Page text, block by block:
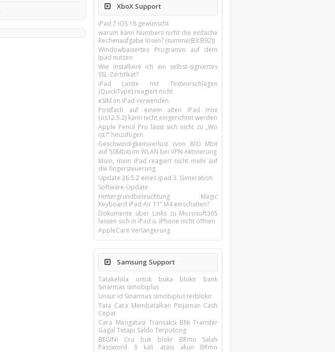
XboX Support
iPad 7 iOS 18 gewünscht
warum kann Numbers nicht die einfache
Rechenaufgabe lösen? (summe(B3:B92))
Windowbasiertes Programm auf dem
Ipad nutzen
Wie installiere ich ein selbst-signiertes
SSL-Zertifikat?
iPad Leiste mit Textvorschlägen
(QuickType) reagiert nicht
eSIM im iPad verwenden
Postfach auf einem alten iPad mini
(os12.5.2) kann nicht eingerichtet werden
Apple Pencil Pro lässt sich nicht zu „Wo
ist?“ hinzufügen
Geschwindigkeitsverlust (von 800 Mbit
auf 50Mbit) im WLAN bei VPN Aktivierung
Moin, mein iPad reagiert nicht mehr auf
die fingersteuerung
Update 26.5.2 eines ipad 3. Generation
Software-Update
Hintergrundbeleuchtung Magic
Keyboard iPad Air 11’’ M4 einschalten?
Dokumente über Links zu Microsoft365
lassen sich in iPad u. iPhone nicht öffnen
AppleCare Verlängerung
Samsung Support
Tatakelola untuk buka blokir bank
Sinarmas simobiplus
Unsur id Sinarmas simobiplus terblokir
Tata Cara Membatalkan Pinjaman Cash
Cepat
Cara Mengatasi Transaksi BNI Transfer
Gagal Tetapi Saldo Terpotong
BEGINI Cra buk blokr BRmo Salah
Password 3 kali atasi akun BRmo